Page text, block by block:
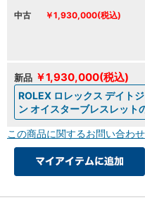
中古 ￥1,930,000(税込)
新品 ￥1,930,000(税込)
ROLEX ロレックス デイト
ン オイスターブレスレット
この商品に関するお問い合わせ